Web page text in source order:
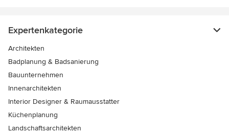
Expertenkategorie
Architekten
Badplanung & Badsanierung
Bauunternehmen
Innenarchitekten
Interior Designer & Raumausstatter
Küchenplanung
Landschaftsarchitekten